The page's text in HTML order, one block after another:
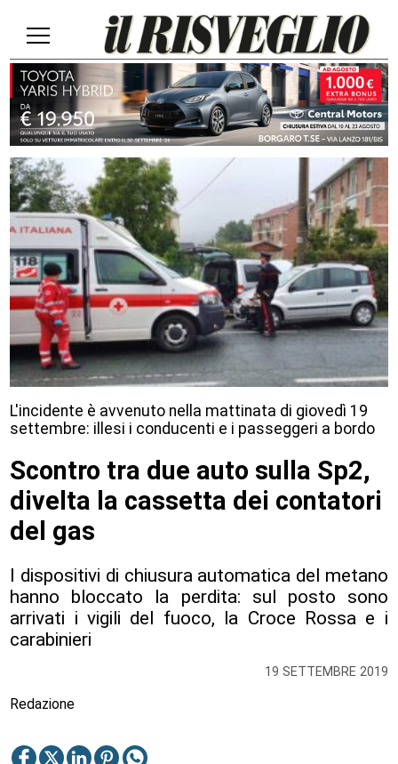
19 SETTEMBRE 2019
L'incidente è avvenuto nella mattinata di giovedì 19
settembre: illesi i conducenti e i passeggeri a bordo
Scontro tra due auto sulla Sp2,
divelta la cassetta dei contatori
del gas
I dispositivi di chiusura automatica del metano
hanno bloccato la perdita: sul posto sono
arrivati i vigili del fuoco, la Croce Rossa e i
carabinieri
Redazione